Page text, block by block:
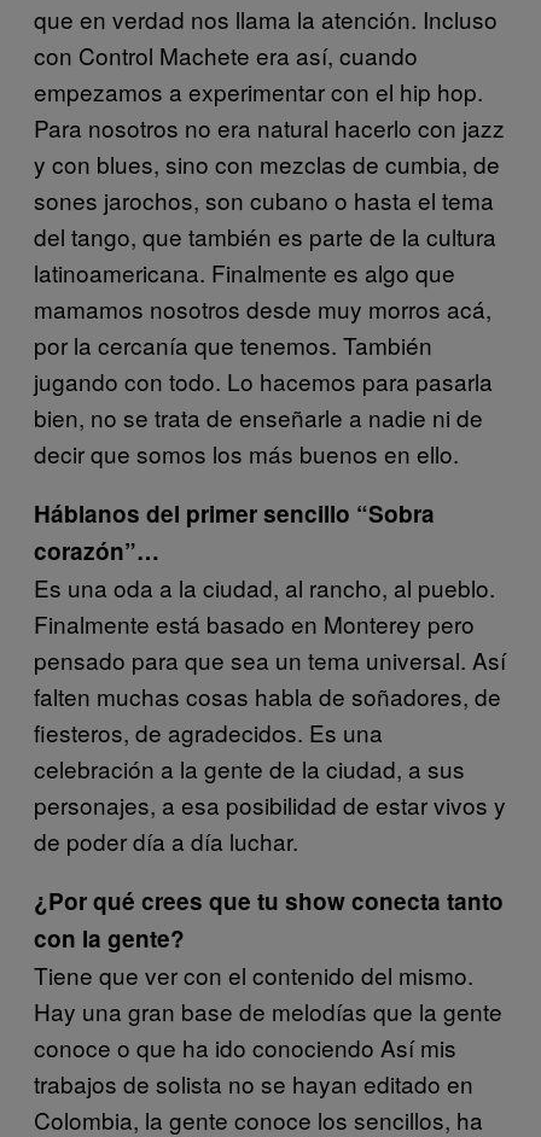
que en verdad nos llama la atención. Incluso
con Control Machete era así, cuando
empezamos a experimentar con el hip hop.
Para nosotros no era natural hacerlo con jazz
y con blues, sino con mezclas de cumbia, de
sones jarochos, son cubano o hasta el tema
del tango, que también es parte de la cultura
latinoamericana. Finalmente es algo que
mamamos nosotros desde muy morros acá,
por la cercanía que tenemos. También
jugando con todo. Lo hacemos para pasarla
bien, no se trata de enseñarle a nadie ni de
decir que somos los más buenos en ello.
Háblanos del primer sencillo “Sobra
corazón”…
Es una oda a la ciudad, al rancho, al pueblo.
Finalmente está basado en Monterey pero
pensado para que sea un tema universal. Así
falten muchas cosas habla de soñadores, de
fiesteros, de agradecidos. Es una
celebración a la gente de la ciudad, a sus
personajes, a esa posibilidad de estar vivos y
de poder día a día luchar.
¿Por qué crees que tu show conecta tanto
con la gente?
Tiene que ver con el contenido del mismo.
Hay una gran base de melodías que la gente
conoce o que ha ido conociendo Así mis
trabajos de solista no se hayan editado en
Colombia, la gente conoce los sencillos, ha